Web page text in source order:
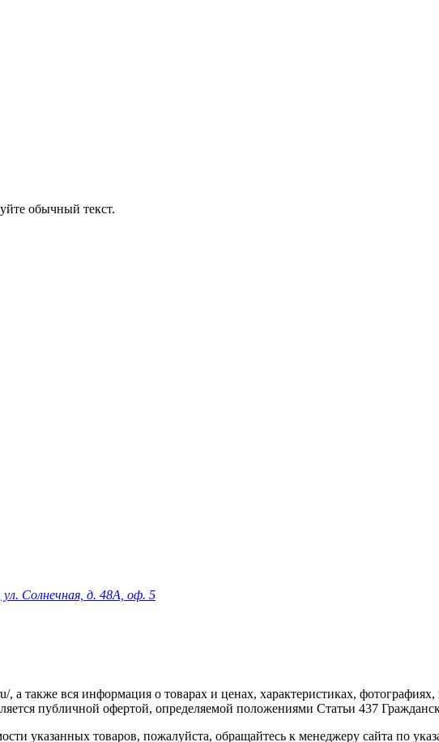
обычный текст.
Солнечная, д. 48А, оф. 5
а также вся информация о товарах и ценах, характеристиках,
публичной офертой, определяемой положениями Статьи 437
указанных товаров, пожалуйста, обращайтесь к менеджеру сайта по